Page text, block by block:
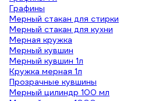
Графины
Мерный стакан для стирки
Мерный стакан для кухни
Мерная кружка
Мерный кувшин
Мерный кувшин 1л
Кружка мерная 1л
Прозрачные кувшины
Мерный цилиндр 100 мл